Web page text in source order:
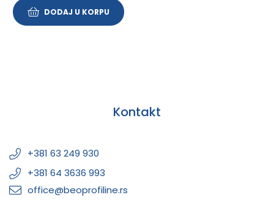
DODAJ U KORPU
Kontakt
+381 63 249 930
+381 64 3636 993
office@beoprofiline.rs